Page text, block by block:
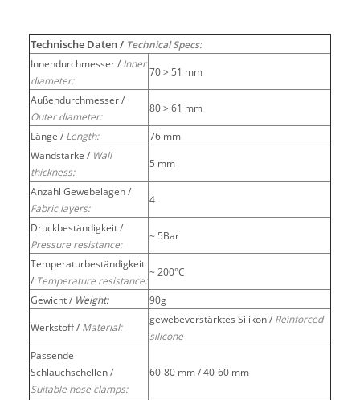
Technische Daten / Technical Specs:
Innendurchmesser / Inner
diameter:
70 > 51 mm
Außendurchmesser /
Outer diameter:
80 > 61 mm
Länge / Length:
76 mm
Wandstärke / Wall
thickness:
5 mm
Anzahl Gewebelagen /
Fabric layers:
4
Druckbeständigkeit /
Pressure resistance:
~ 5Bar
Temperaturbeständigkeit
/ Temperature resistance:
~ 200°C
Gewicht / Weight:
90g
Werkstoff / Material:
gewebeverstärktes Silikon / Reinforced
silicone
Passende
Schlauchschellen /
Suitable hose clamps:
60-80 mm / 40-60 mm